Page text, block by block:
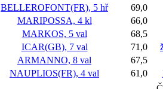
BELLEROFONT(FR), 5 hř
69,0
MARIPOSSA, 4 kl
66,0
MARKOS, 5 val
68,5
ICAR(GB), 7 val 71,0
ARMANNO, 8 val
67,5
NAUPLIOS(FR), 4 val 61,0